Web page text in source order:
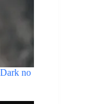
no